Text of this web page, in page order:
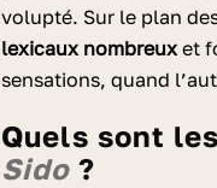
volupté. Sur le plan
lexicaux nombreux et
sensations, quand
Quels sont
Sido?